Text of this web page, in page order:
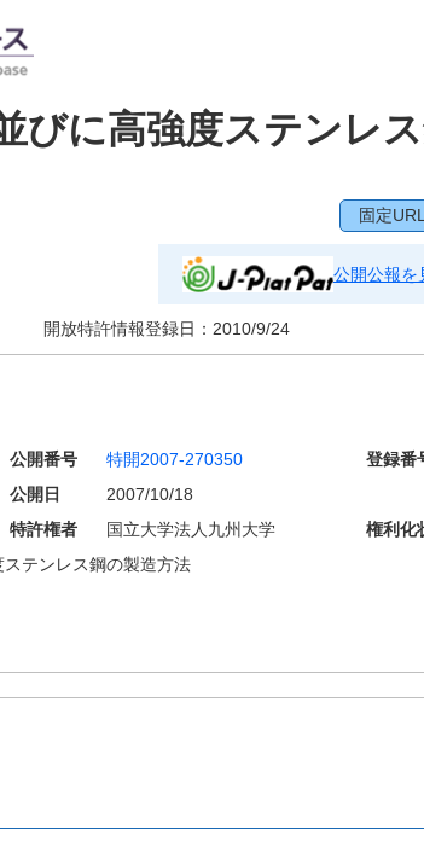
びに高強度ステンレ
固定
公開公報を
開放特許情報登録日： 2010/9/24
公開番号 特開2007-270350 登録番
公開日
2007/10/18
特許権者 国立大学法人九州大学 権利化
テンレス鋼の製造方法